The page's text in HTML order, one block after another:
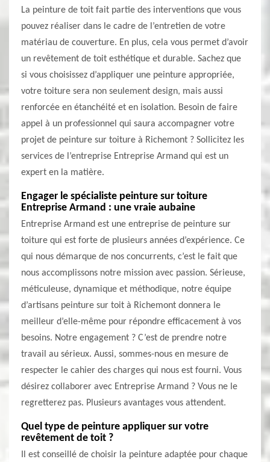
La peinture de toit fait partie des interventions que vous
pouvez réaliser dans le cadre de l’entretien de votre
matériau de couverture. En plus, cela vous permet d’avoir
un revêtement de toit esthétique et durable. Sachez que
si vous choisissez d’appliquer une peinture appropriée,
votre toiture sera non seulement design, mais aussi
renforcée en étanchéité et en isolation. Besoin de faire
appel à un professionnel qui saura accompagner votre
projet de peinture sur toiture à Richemont ? Sollicitez les
services de l’entreprise Entreprise Armand qui est un
expert en la matière.
Engager le spécialiste peinture sur toiture
Entreprise Armand : une vraie aubaine
Entreprise Armand est une entreprise de peinture sur
toiture qui est forte de plusieurs années d’expérience. Ce
qui nous démarque de nos concurrents, c’est le fait que
nous accomplissons notre mission avec passion. Sérieuse,
méticuleuse, dynamique et méthodique, notre équipe
d’artisans peinture sur toit à Richemont donnera le
meilleur d’elle-même pour répondre efficacement à vos
besoins. Notre engagement ? C’est de prendre notre
travail au sérieux. Aussi, sommes-nous en mesure de
respecter le cahier des charges qui nous est fourni. Vous
désirez collaborer avec Entreprise Armand ? Vous ne le
regretterez pas. Plusieurs avantages vous attendent.
Quel type de peinture appliquer sur votre
revêtement de toit ?
Il est conseillé de choisir la peinture adaptée pour chaque